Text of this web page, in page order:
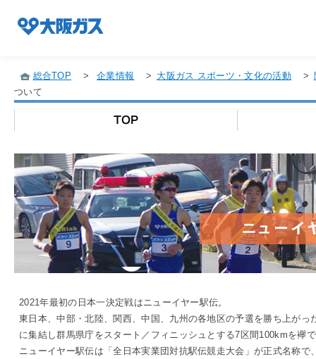
企業/グループについて
社会貢献
技術開発
サステナビリティ
総合TOP > 企業情報 > 大阪ガス スポーツ・文化の活動 >
ついて
2021年最初の日本一決定戦はニューイヤー駅伝。
東日本、中部・北陸、関西、中国、九州の各地区の予選を勝ち上が
に集結し群馬県庁をスタート／フィニッシュとする7区間100kmを襷
ニューイヤー駅伝は「全日本実業団対抗駅伝競走大会」が正式名称